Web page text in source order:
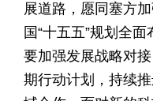
展道路，愿同塞方
国“十五五”规划全
要加强发展战略对
期行动计划，持续